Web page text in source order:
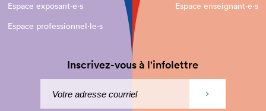
Espace exposant·e⋅s
Espace enseignant·e⋅s
Espace professionnel·le⋅s
Inscrivez-vous à l'infolettre